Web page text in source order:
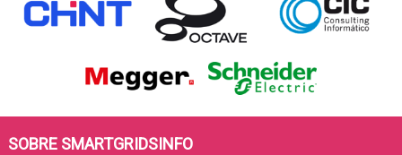
SOBRE SMARTGRIDSINFO